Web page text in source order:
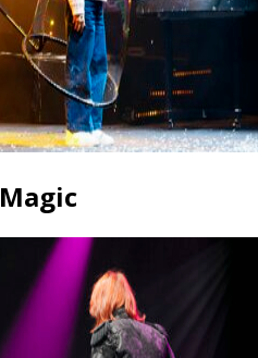
Magic
Spettacoli teatrali per
memorabili per teatri,
1 giugno 2026
Perché scegliere
e un impatto scenico
30 maggio 2026
Show
Show internazionale vs